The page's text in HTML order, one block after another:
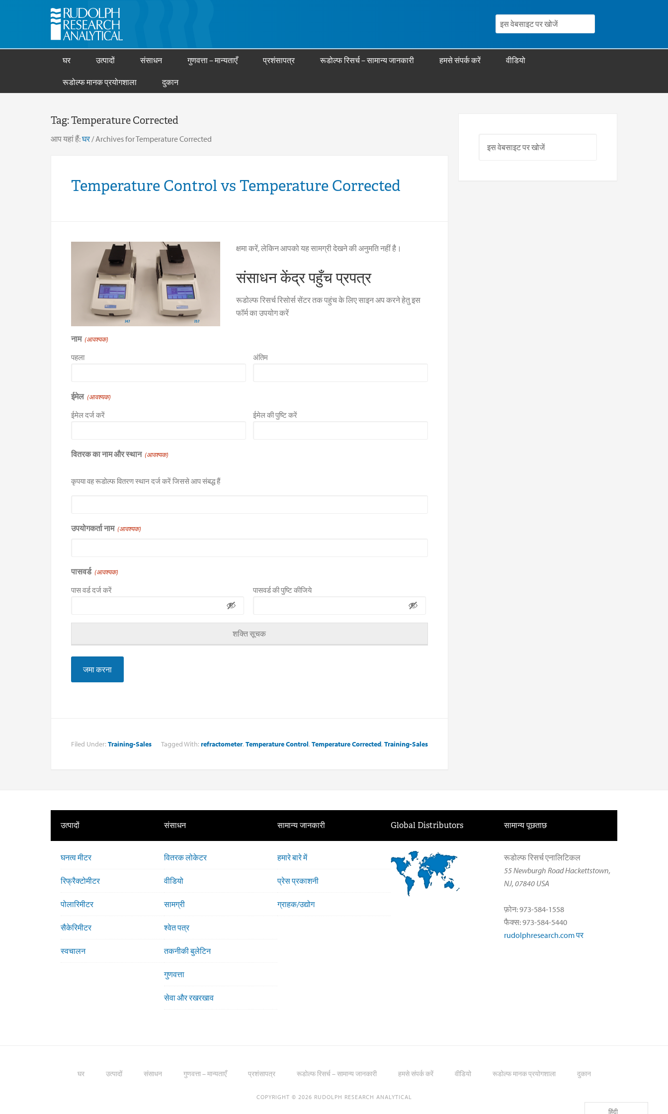
घर उत्पादों संसाधन गुणवत्ता – मान्यताएँ प्रशंसापत्र रूडोल्फ रिसर्च – सामान्य जानकारी हमसे संपर्क करें वीडियो
रूडोल्फ मानक प्रयोगशाला दुकान
Tag:Temperature Corrected
आप यहां हैं:घर /Archives for Temperature Corrected
Temperature Control vs Temperature Corrected
क्षमा करें, लेकिन आपको यह सामग्री देखने की अनुमति नहीं है।
संसाधन केंद्र पहुँच प्रपत्र
रूडोल्फ रिसर्च रिसोर्स सेंटर तक पहुंच के लिए साइन अप करने हेतु इस
फॉर्म का उपयोग करें
नाम (आवश्यक)
पहला अंतिम
ईमेल (आवश्यक)
ईमेल दर्ज करें ईमेल की पुष्टि करें
वितरक का नाम और स्थान (आवश्यक)
कृपया वह रूडोल्फ वितरण स्थान दर्ज करें जिससे आप संबद्ध हैं
उपयोगकर्ता नाम (आवश्यक)
पासवर्ड (आवश्यक)
पास वर्ड दर्ज करें पासवर्ड की पुष्टि कीजिये
शक्ति सूचक
Filed Under: Training-Sales Tagged With: refractometer, Temperature Control, Temperature Corrected, Training-Sales
उत्पादों
घनत्व मीटर
रिफ्रैक्टोमीटर
पोलारिमीटर
सैकेरिमीटर
स्वचालन
संसाधन
वितरक लोकेटर
वीडियो
सामग्री
श्वेत पत्र
तकनीकी बुलेटिन
गुणवत्ता
सेवा और रखरखाव
सामान्य जानकारी
हमारे बारे में
प्रेस प्रकाशनी
ग्राहक/उद्योग
Global Distributors सामान्य पूछताछ
रूडोल्फ रिसर्च एनालिटिकल
55 Newburgh Road Hackettstown,
NJ, 07840 USA
फ़ोन: 973-584-1558
फैक्स: 973-584-5440
rudolphresearch.com पर
घर उत्पादों संसाधन गुणवत्ता – मान्यताएँ प्रशंसापत्र रूडोल्फ रिसर्च – सामान्य जानकारी हमसे संपर्क करें वीडियो रूडोल्फ मानक प्रयोगशाला दुकान
COPYRIGHT © 2026 RUDOLPH RESEARCH ANALYTICAL
हिंदी